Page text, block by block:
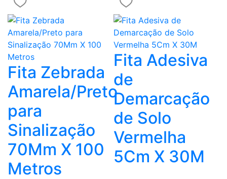
Fita Zebrada
Amarela/Preto
para
Sinalização
70Mm X 100
Metros
Fita Adesiva
de
Demarcação
de Solo
Vermelha
5Cm X 30M